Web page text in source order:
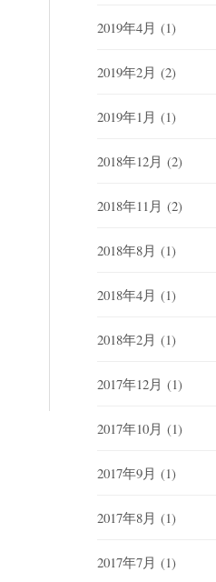
2019年4月 (1)
2019年2月 (2)
2019年1月 (1)
2018年12月 (2)
2018年11月 (2)
2018年8月 (1)
2018年4月 (1)
2018年2月 (1)
2017年12月 (1)
2017年10月 (1)
2017年9月 (1)
2017年8月 (1)
2017年7月 (1)